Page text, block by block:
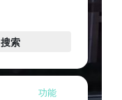
搜索
功能